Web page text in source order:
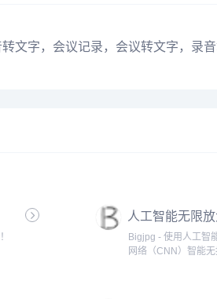
文字，会议记录，会议转文字，录音
人工智能无限
Bigjpg - 使用人工智
网络（CNN）智能